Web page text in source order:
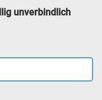
unverbindlich